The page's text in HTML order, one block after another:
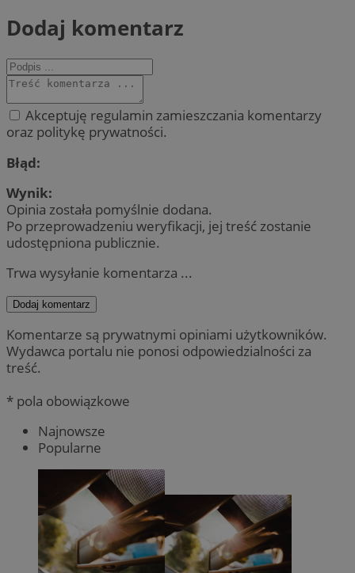
Dodaj komentarz
Akceptuję regulamin zamieszczania komentarzy
oraz politykę prywatności.
Błąd:
Wynik:
Opinia została pomyślnie dodana.
Po przeprowadzeniu weryfikacji, jej treść zostanie
udostępniona publicznie.
Trwa wysyłanie komentarza ...
Dodaj komentarz
Komentarze są prywatnymi opiniami użytkowników.
Wydawca portalu nie ponosi odpowiedzialności za
treść.
* pola obowiązkowe
Najnowsze
Popularne